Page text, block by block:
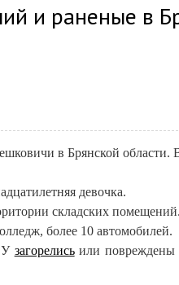
и раненые в
в Брянской области.
девочка.
складских помещений.
более 10 автомобилей.
загорелисьили повреждены